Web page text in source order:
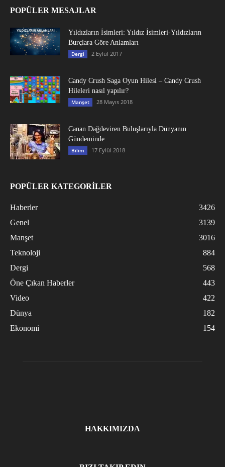
POPÜLER MESAJLAR
Yıldızların İsimleri: Yıldız İsimleri-Yıldızların
Burçlara Göre Anlamları
Dergi 2 Eylül 2017
Candy Crush Saga Oyun Hilesi – Candy Crush
Hileleri nasıl yapılır?
Manşet 28 Mayıs 2018
Canan Dağdeviren Buluşlarıyla Dünyanın
Gündeminde
Bilim 17 Eylül 2018
POPÜLER KATEGORİLER
Haberler
3426
Genel
3139
Manşet
3016
Teknoloji
884
Dergi
568
Öne Çıkan Haberler
443
Video
422
Dünya
182
Ekonomi
154
HAKKIMIZDA